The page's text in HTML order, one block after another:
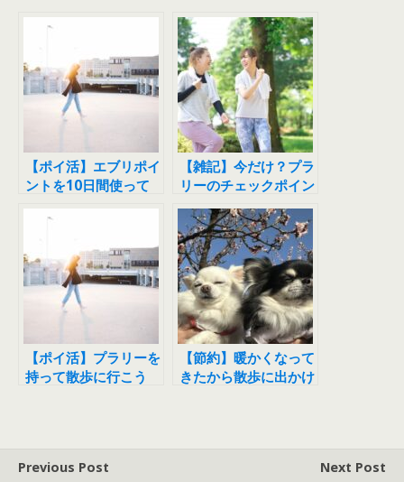
【ポイ活】エブリポイ
ントを10日間使って
みた感想
【雑記】今だけ？プラ
リーのチェックポイン
トでもらえるポイント
が増えてます！
【ポイ活】プラリーを
持って散歩に行こう
【節約】暖かくなって
きたから散歩に出かけ
Previous Post
Next Post